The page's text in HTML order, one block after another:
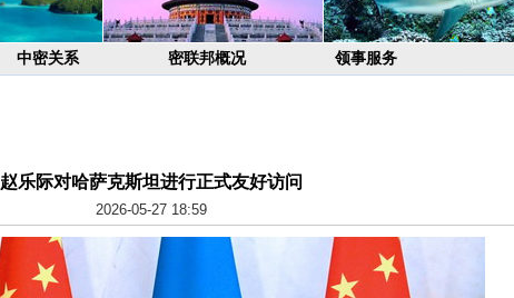
中密关系 密联邦概况 领事服务
赵乐际对哈萨克斯坦进行正式友好访问
2026-05-27 18:59